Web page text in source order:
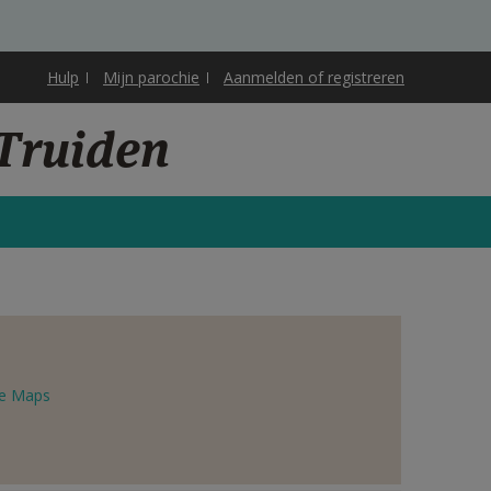
Hulp Mijn parochie Aanmelden of registreren
Maps